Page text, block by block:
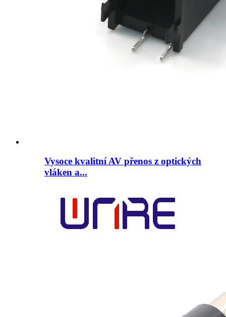
Vysoce kvalitní AV přenos z optických
vláken a...